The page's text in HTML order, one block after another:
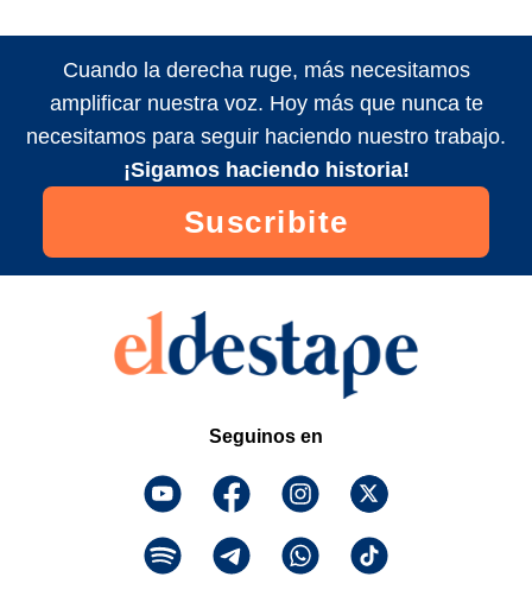
Cuando la derecha ruge, más necesitamos
amplificar nuestra voz. Hoy más que nunca te
necesitamos para seguir haciendo nuestro trabajo.
¡Sigamos haciendo historia!
Suscribite
Seguinos en